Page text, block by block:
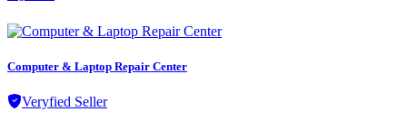
Computer & Laptop Repair Center
Veryfied Seller